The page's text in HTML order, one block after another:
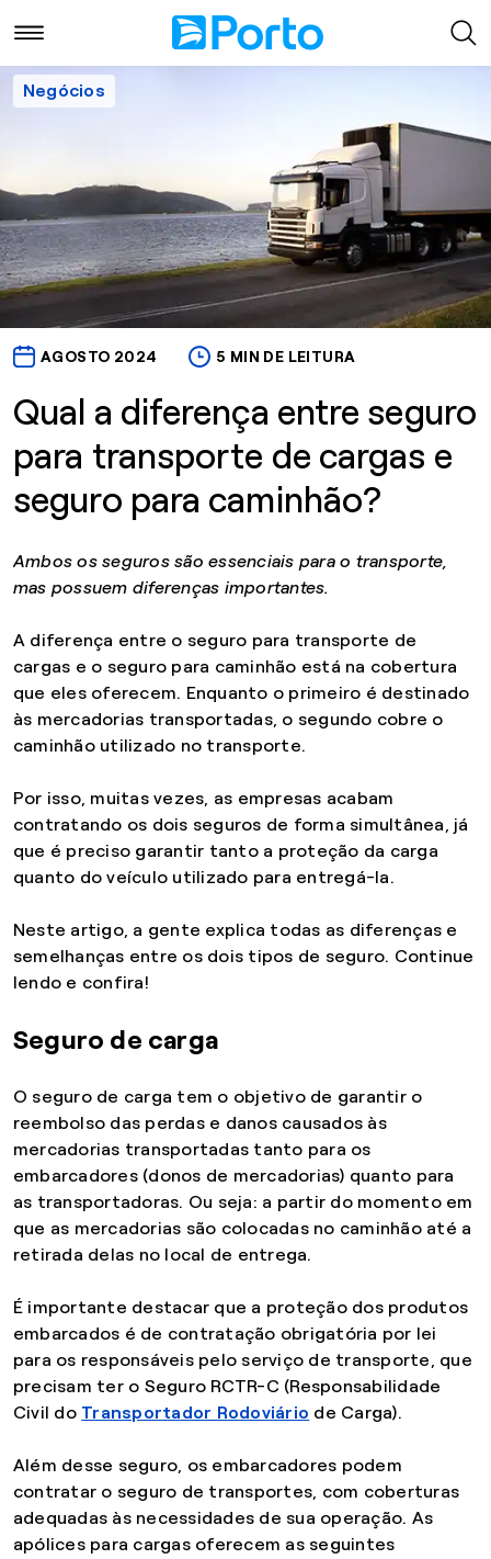
Negócios
Qual a diferença entre seguro
para transporte de cargas e
seguro para caminhão?
AGOSTO 2024 5 MIN DE LEITURA
Ambos os seguros são essenciais para o transporte,
mas possuem diferenças importantes.
A diferença entre o seguro para transporte de
cargas e o seguro para caminhão está na cobertura
que eles oferecem. Enquanto o primeiro é destinado
às mercadorias transportadas, o segundo cobre o
caminhão utilizado no transporte.
Por isso, muitas vezes, as empresas acabam
contratando os dois seguros de forma simultânea, já
que é preciso garantir tanto a proteção da carga
quanto do veículo utilizado para entregá-la.
Neste artigo, a gente explica todas as diferenças e
semelhanças entre os dois tipos de seguro. Continue
lendo e confira!
Seguro de carga
O seguro de carga tem o objetivo de garantir o
reembolso das perdas e danos causados às
mercadorias transportadas tanto para os
embarcadores (donos de mercadorias) quanto para
as transportadoras. Ou seja: a partir do momento em
que as mercadorias são colocadas no caminhão até a
retirada delas no local de entrega.
É importante destacar que a proteção dos produtos
embarcados é de contratação obrigatória por lei
para os responsáveis pelo serviço de transporte, que
precisam ter o Seguro RCTR-C (Responsabilidade
Civil do Transportador Rodoviário de Carga).
Além desse seguro, os embarcadores podem
contratar o seguro de transportes, com coberturas
adequadas às necessidades de sua operação. As
apólices para cargas oferecem as seguintes